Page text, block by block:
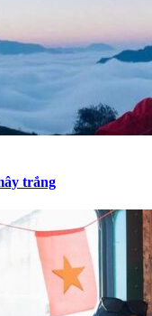
trắng